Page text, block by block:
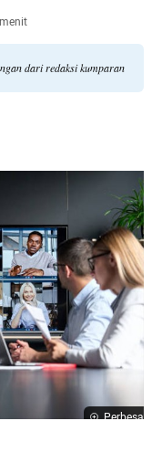
dari redaksi kumparan
Perbesar